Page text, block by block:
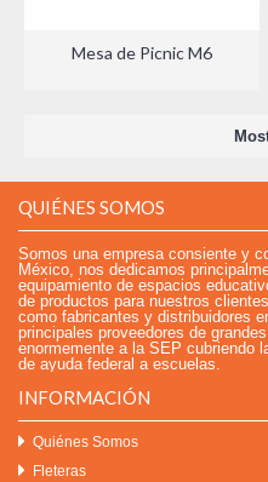
Mesa de Picnic M6
QUIÉNES SOMOS
Somos una empresa consiente y
México, nos dedicamos
equipamiento de espacios
de productos para nuestros
como fabricantes y distribuidores
principales proveedores de
enormemente a la SEP cubriendo
de ayuda federal a escuelas.
INFORMACIÓN
Quiénes Somos
Fleteras